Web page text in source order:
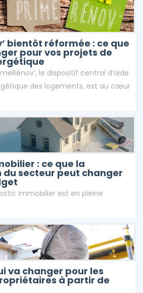
bientôt réformée : ce que
pour vos projets de
le dispositif central d’aide
des logements, est au cœur
: ce que la
secteur peut changer
immobilier est en pleine
va changer pour les
à partir de